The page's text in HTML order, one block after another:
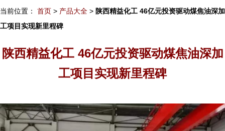
当前位置： 首页 > 产品大全 > 陕西精益化工 46亿元投资驱动煤焦油深加
工项目实现新里程碑
陕西精益化工 46亿元投资驱动煤焦油深加
工项目实现新里程碑